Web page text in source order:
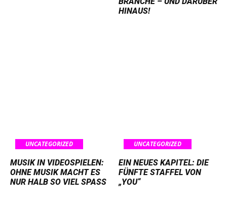
HINAUS!
UNCATEGORIZED
MUSIK IN VIDEOSPIELEN:
OHNE MUSIK MACHT ES
NUR HALB SO VIEL SPASS
UNCATEGORIZED
EIN NEUES KAPITEL: DIE
FÜNFTE STAFFEL VON
„YOU“